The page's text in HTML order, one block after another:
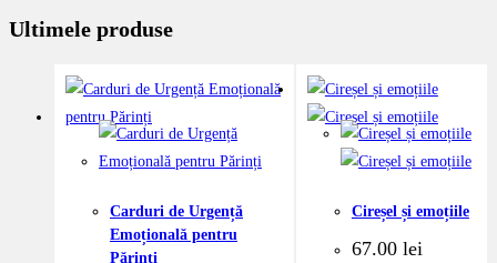
Ultimele produse
Carduri de Urgență
Emoțională pentru
Părinți
Cireșel și emoțiile
67.00 lei